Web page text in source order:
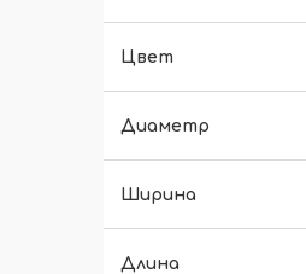
Цвет
Диаметр
Ширина
Длина